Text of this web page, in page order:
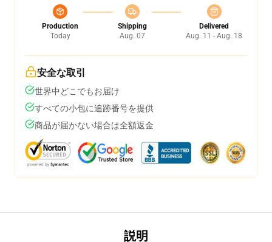
Production
Today
Shipping
Aug. 07
Delivered
Aug. 11 - Aug. 18
安全な取引
世界中どこでもお届け
すべての小包に追跡番号を提供
商品が届かない場合は全額返金
説明